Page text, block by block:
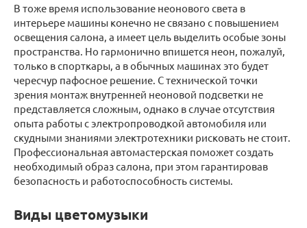
В тоже время использование неонового света в
интерьере машины конечно не связано с повышением
освещения салона, а имеет цель выделить особые зоны
пространства. Но гармонично впишется неон, пожалуй,
только в спорткары, а в обычных машинах это будет
чересчур пафосное решение. С технической точки
зрения монтаж внутренней неоновой подсветки не
представляется сложным, однако в случае отсутствия
опыта работы с электропроводкой автомобиля или
скудными знаниями электротехники рисковать не стоит.
Профессиональная автомастерская поможет создать
необходимый образ салона, при этом гарантировав
безопасность и работоспособность системы.
Виды цветомузыки